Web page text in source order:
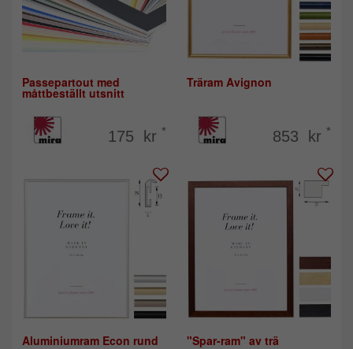
Passepartout med
måttbeställt utsnitt
175 kr *
Träram Avignon
853 kr *
Aluminiumram Econ rund "Spar-ram" av trä